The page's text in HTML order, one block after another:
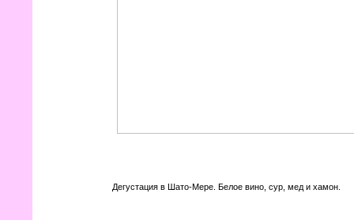
Дегустация в Шато-Мере. Белое вино, сур, мед и хамон.